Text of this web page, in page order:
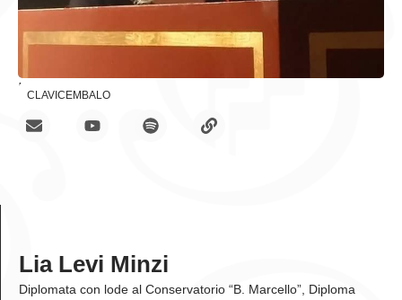
Insegnamenti
CLAVICEMBALO
Lia Levi Minzi
Diplomata con lode al Conservatorio “B. Marcello”, Diploma